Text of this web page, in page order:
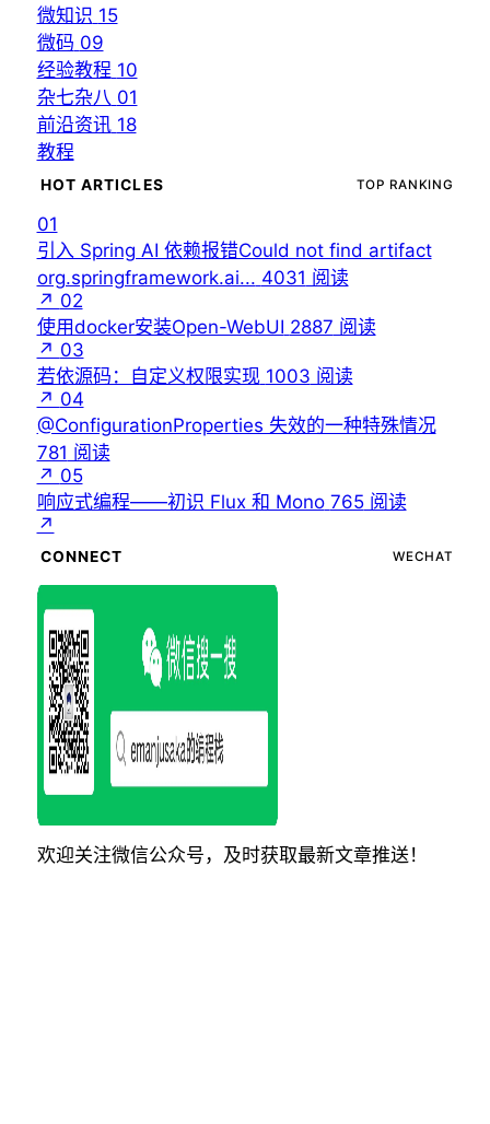
微知识 15
微码 09
经验教程 10
杂七杂八 01
前沿资讯 18
教程
HOT ARTICLES TOP RANKING
01
引入 Spring AI 依赖报错Could not find artifact
org.springframework.ai... 4031 阅读
↗ 02
使用docker安装Open-WebUI 2887 阅读
↗ 03
若依源码：自定义权限实现 1003 阅读
↗ 04
@ConfigurationProperties 失效的一种特殊情况
781 阅读
↗ 05
响应式编程——初识 Flux 和 Mono 765阅读
↗
CONNECT WECHAT
欢迎关注微信公众号，及时获取最新文章推送！